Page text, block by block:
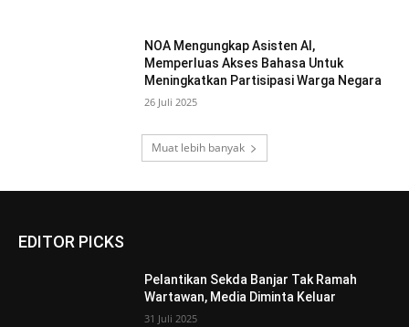
NOA Mengungkap Asisten AI,
Memperluas Akses Bahasa Untuk
Meningkatkan Partisipasi Warga Negara
26 Juli 2025
Muat lebih banyak
EDITOR PICKS
Pelantikan Sekda Banjar Tak Ramah
Wartawan, Media Diminta Keluar
31 Juli 2025